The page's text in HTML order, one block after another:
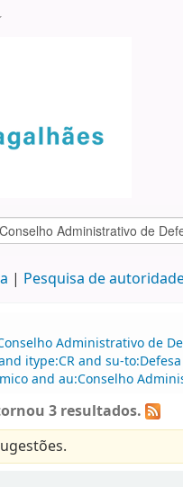
Pesquisa de
Administrativo de
itype:CR and su-
and au:Conselho
3 resultados.